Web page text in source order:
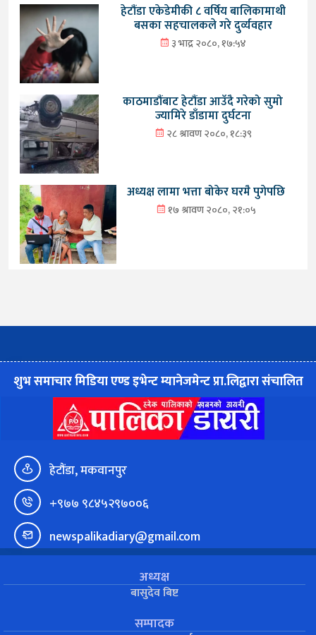
हेटौंडा एकेडेमीकी ८ वर्षिय बालिकामाथी
बसका सहचालकले गरे दुर्व्यवहार
३ भाद्र २०८०, १७:५४
काठमाडौंबाट हेटौंडा आउँदै गरेको सुमो
ज्यामिरे डाँडामा दुर्घटना
२८ श्रावण २०८०, १८:३९
अध्यक्ष लामा भत्ता बोकेर घरमै पुगेपछि
१७ श्रावण २०८०, २१:०५
शुभ समाचार मिडिया एण्ड इभेन्ट म्यानेजमेन्ट प्रा.लिद्वारा संचालित
हेटौंडा, मकवानपुर
+९७७ ९८४५२९७००६
newspalikadiary@gmail.com
अध्यक्ष
बासुदेव बिष्ट
सम्पादक